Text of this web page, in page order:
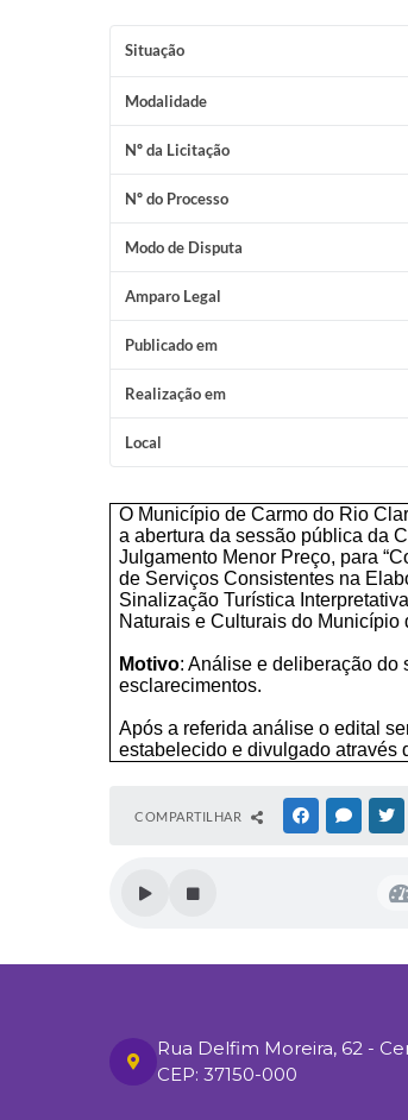
Situação
Modalidade
Nº da Licitação
Nº do Processo
Modo de Disputa
Amparo Legal
Publicado em
Realização em
Local
O Município de Carmo do Rio
a abertura da sessão pública da
Julgamento Menor Preço, para
de Serviços Consistentes na
Sinalização Turística
Naturais e Culturais do Município
Motivo: Análise e deliberação do
esclarecimentos.
Após a referida análise o edital
estabelecido e divulgado através
COMPARTILHAR FACEBOOK
Rua Delfim Moreira, 62 -
CEP: 37150-000